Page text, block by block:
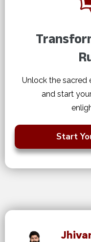
Unlock the sacred
and start
Start